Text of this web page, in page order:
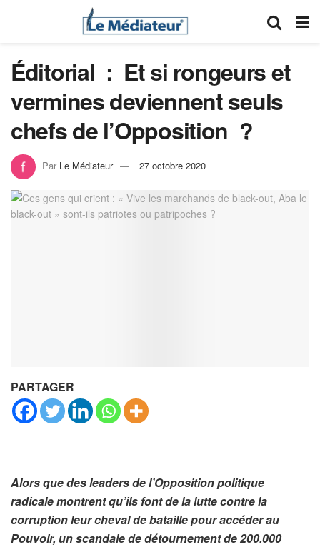
Éditorial : Et si rongeurs et
vermines deviennent seuls
chefs de l’Opposition ?
Par Le Médiateur 27 octobre 2020
PARTAGER
Alors que des leaders de l’Opposition politique
radicale montrent qu’ils font de la lutte contre la
corruption leur cheval de bataille pour accéder au
Pouvoir, un scandale de détournement de 200.000